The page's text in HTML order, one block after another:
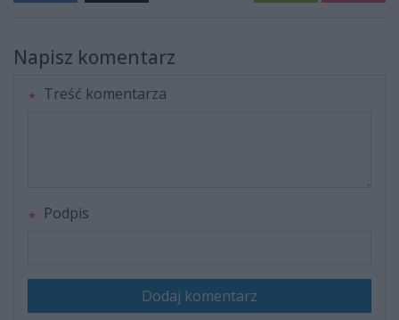
Napisz komentarz
Treść komentarza
Podpis
Dodaj komentarz